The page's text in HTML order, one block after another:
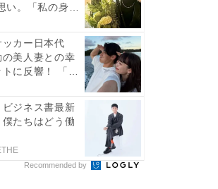
い。「私の身
ッカー日本代
美人妻との幸
に反響！ 「最
ビジネス書最新
たちはどう働
Recommended by